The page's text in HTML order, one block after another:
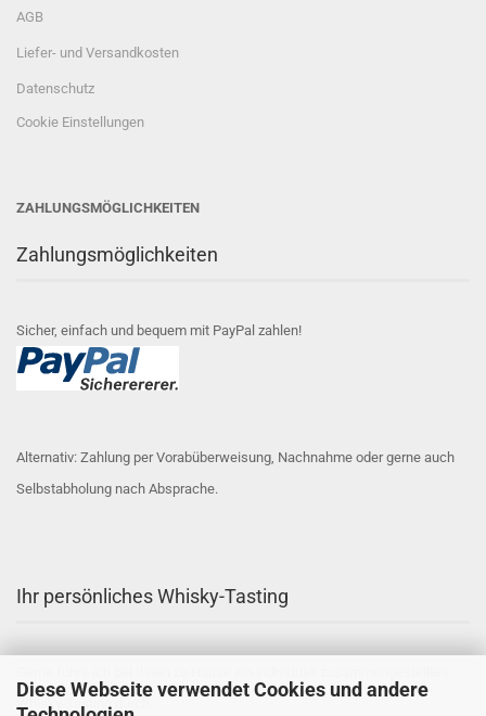
Diese Webseite verwendet Cookies und andere
AGB
Liefer- und Versandkosten
Datenschutz
Cookie Einstellungen
ZAHLUNGSMÖGLICHKEITEN
Zahlungsmöglichkeiten
Sicher, einfach und bequem mit PayPal zahlen!
Alternativ: Zahlung per Vorabüberweisung, Nachnahme oder gerne auch
Selbstabholung nach Absprache.
Ihr persönliches Whisky-Tasting
Whisky-Tasting durch.